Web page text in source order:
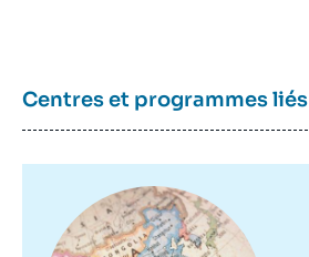
Centres et programmes liés
principale